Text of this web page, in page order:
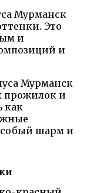
Мурманск
Это
и
и
Мурманск
прожилок и
как
шарм и